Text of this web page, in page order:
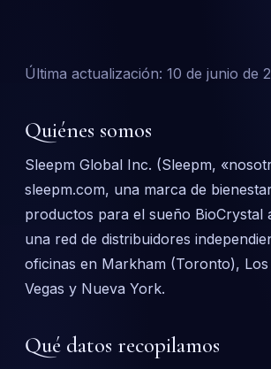
Última actualización: 10 de junio de
Quiénes somos
Sleepm Global Inc. (Sleepm,
sleepm.com, una marca de
productos para el sueño BioCrystal
una red de distribuidores
oficinas en Markham (Toronto), Los
Vegas y Nueva York.
Qué datos recopilamos